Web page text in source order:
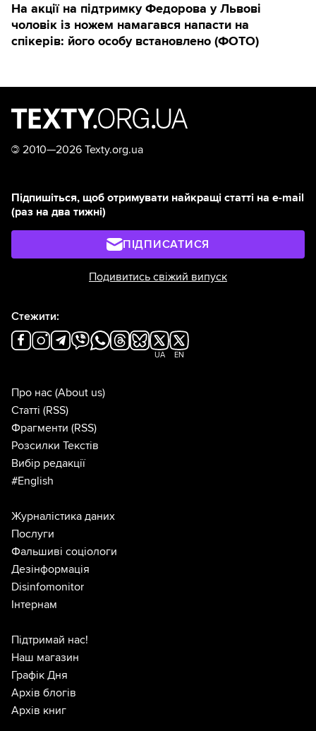
На акції на підтримку Федорова у Львові
чоловік із ножем намагався напасти на
спікерів: його особу встановлено (ФОТО)
© 2010—2026 Texty.org.ua
Підпишіться, щоб отримувати найкращі статті на e-mail
(раз на два тижні)
ПІДПИСАТИСЯ
Подивитись свіжий випуск
Стежити:
UA EN
Про нас (About us)
Статті (RSS)
Фрагменти (RSS)
Розсилки Текстів
Вибір редакції
#English
Журналістика даних
Послуги
Фальшиві соціологи
Дезінформація
Disinfomonitor
Інтернам
Підтримай нас!
Наш магазин
Графік Дня
Архів блогів
Архів книг